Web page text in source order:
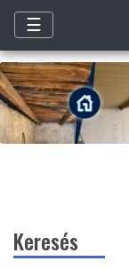
☰
Keresés